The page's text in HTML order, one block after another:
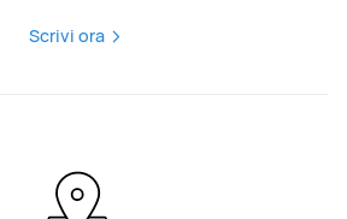
Scrivi ora